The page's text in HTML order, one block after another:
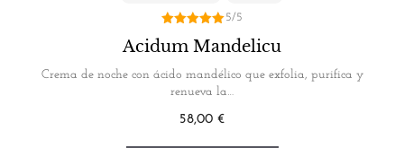
de 5
5/5
Acidum Mandelicu
Crema de noche con ácido mandélico que exfolia, purifica y
renueva la…
58,00 €